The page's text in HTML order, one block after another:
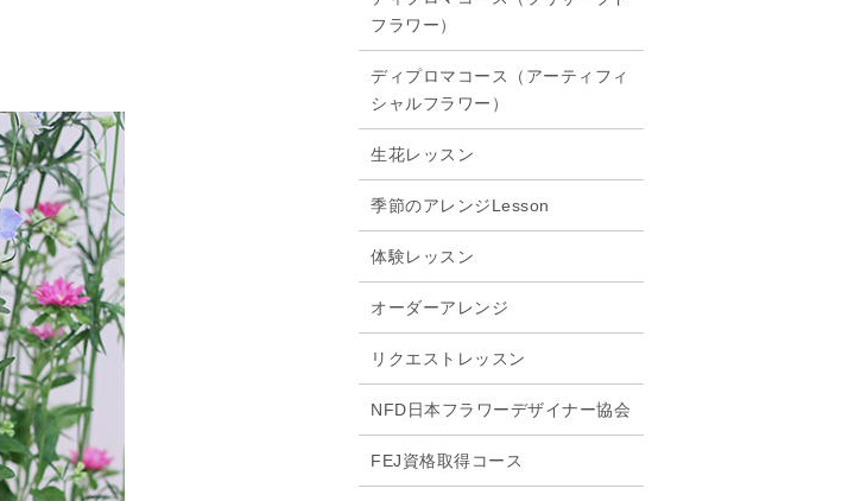
フラワー）
ディプロマコース（アーティフィ
シャルフラワー）
生花レッスン
季節のアレンジLesson
体験レッスン
オーダーアレンジ
リクエストレッスン
NFD日本フラワーデザイナー協会
FEJ資格取得コース